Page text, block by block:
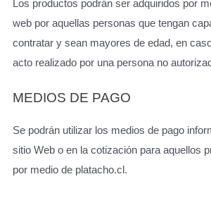
Los productos podrán ser adquiridos por
web por aquellas personas que tengan
contratar y sean mayores de edad, en
acto realizado por una persona no
MEDIOS DE PAGO
Se podrán utilizar los medios de pago
sitio Web o en la cotización para aquellos
por medio de platacho.cl.